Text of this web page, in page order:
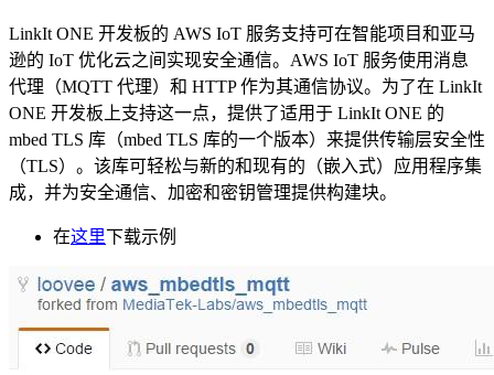
LinkIt ONE 开发板的 AWS IoT 服务支持可在智能项目和亚马
逊的 IoT 优化云之间实现安全通信。AWS IoT 服务使用消息
代理（MQTT 代理）和 HTTP 作为其通信协议。为了在 LinkIt
ONE 开发板上支持这一点，提供了适用于 LinkIt ONE 的
mbed TLS 库（mbed TLS 库的一个版本）来提供传输层安全性
（TLS）。该库可轻松与新的和现有的（嵌入式）应用程序集
成，并为安全通信、加密和密钥管理提供构建块。
在这里下载示例